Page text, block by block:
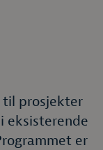
til prosjekter
eksisterende
er